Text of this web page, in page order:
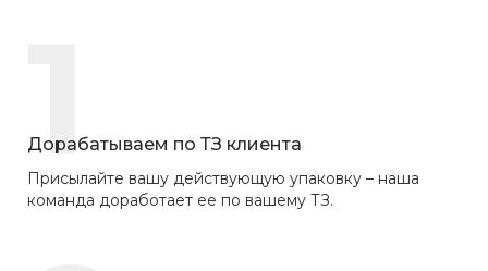
1
Дорабатываем по ТЗ клиента
Присылайте вашу действующую упаковку – наша
команда доработает ее по вашему ТЗ.